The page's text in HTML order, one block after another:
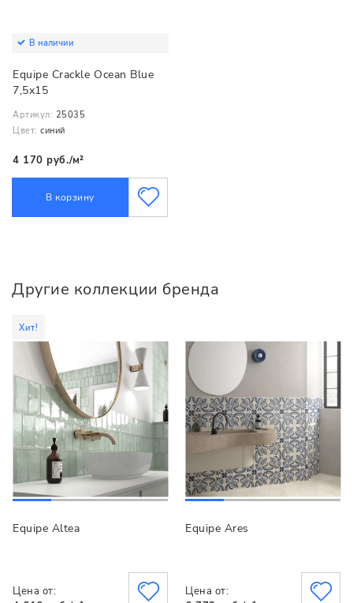
В наличии
Equipe Crackle Ocean Blue
7,5x15
Артикул: 25035
Цвет: синий
4 170 руб./м²
В корзину
Другие коллекции бренда
Хит!
Equipe Altea
Цена от:
Equipe Ares
Цена от: